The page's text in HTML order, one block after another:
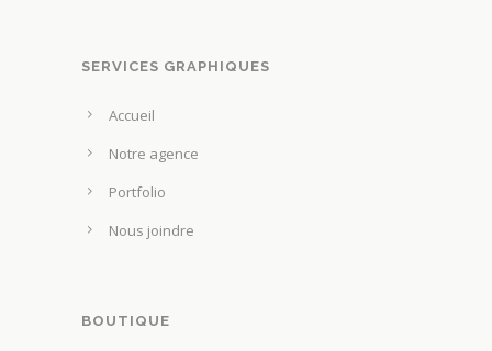
SERVICES GRAPHIQUES
Accueil
Notre agence
Portfolio
Nous joindre
BOUTIQUE